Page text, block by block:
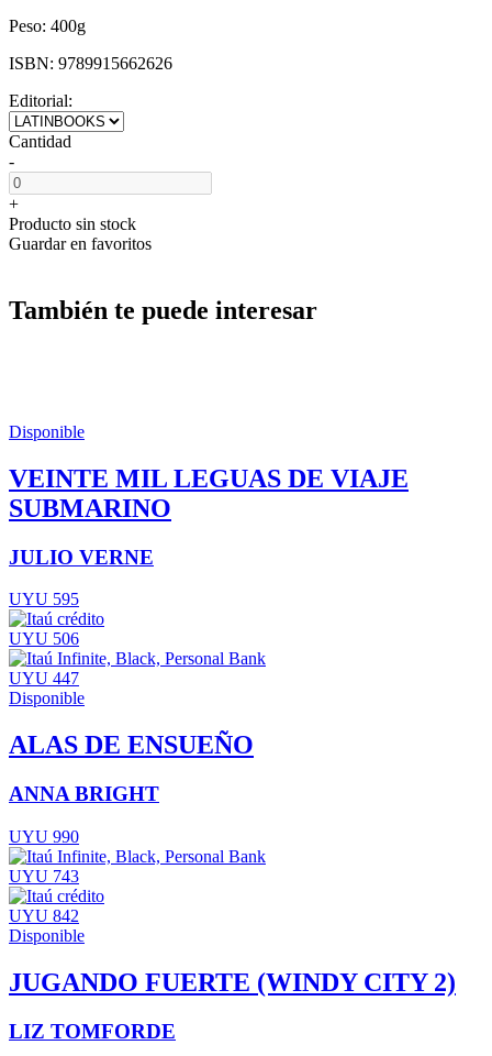
Peso: 400g
ISBN: 9789915662626
Editorial:
Cantidad
-
+
Producto sin stock
Guardar en favoritos
También te puede interesar
Disponible
VEINTE MIL LEGUAS DE VIAJE
SUBMARINO
JULIO VERNE
UYU 595
UYU 506
UYU 447
Disponible
ALAS DE ENSUEÑO
ANNA BRIGHT
UYU 990
UYU 743
UYU 842
Disponible
JUGANDO FUERTE (WINDY CITY 2)
LIZ TOMFORDE